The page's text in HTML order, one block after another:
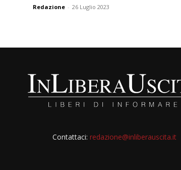
Redazione - 26 Luglio 2023
Contattaci: redazione@inliberauscita.it